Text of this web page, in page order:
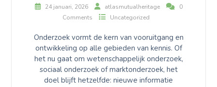
24 januari, 2026 atlasmutualheritage
0
Comments
Uncategorized
Onderzoek vormt de kern van vooruitgang en
ontwikkeling op alle gebieden van kennis. Of
het nu gaat om wetenschappelijk onderzoek,
sociaal onderzoek of marktonderzoek, het
doel blijft hetzelfde: nieuwe informatie